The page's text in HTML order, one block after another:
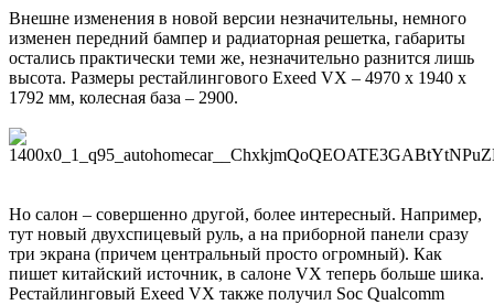
Внешне изменения в новой версии незначительны, немного
изменен передний бампер и радиаторная решетка, габариты
остались практически теми же, незначительно разнится лишь
высота. Размеры рестайлингового Exeed VX – 4970 х 1940 х
1792 мм, колесная база – 2900.
Но салон – совершенно другой, более интересный. Например,
тут новый двухспицевый руль, а на приборной панели сразу
три экрана (причем центральный просто огромный). Как
пишет китайский источник, в салоне VX теперь больше шика.
Рестайлинговый Exeed VX также получил Soc Qualcomm